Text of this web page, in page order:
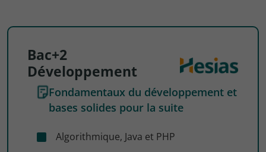
Bac+2
Développement
Fondamentaux du développement et
bases solides pour la suite
Algorithmique, Java et PHP